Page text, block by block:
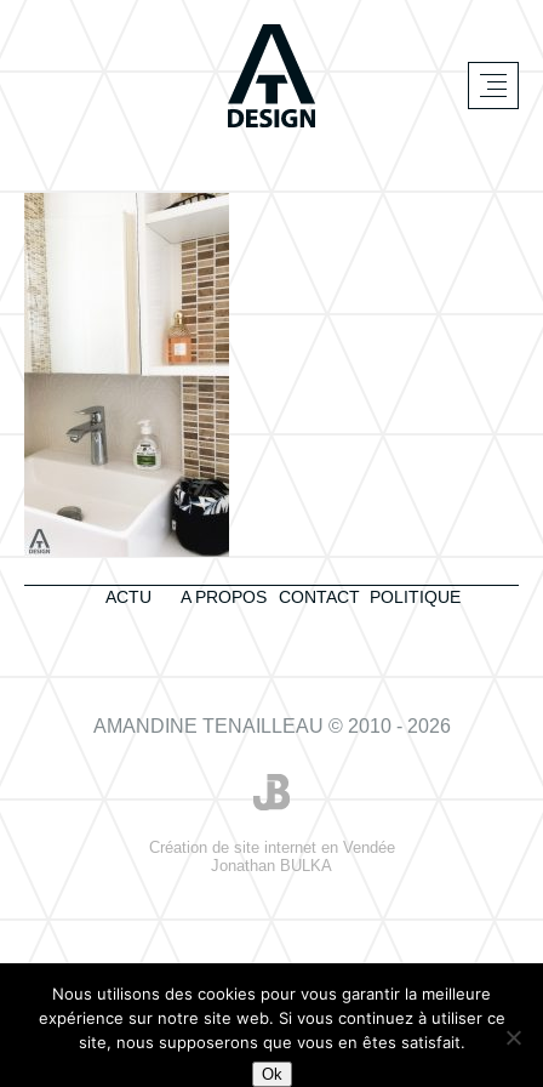
ACTU A PROPOS CONTACT POLITIQUE
AMANDINE TENAILLEAU © 2010 - 2026
Création de site internet en Vendée
Jonathan BULKA
Nous utilisons des cookies pour vous garantir la meilleure
expérience sur notre site web. Si vous continuez à utiliser ce
site, nous supposerons que vous en êtes satisfait.
Ok